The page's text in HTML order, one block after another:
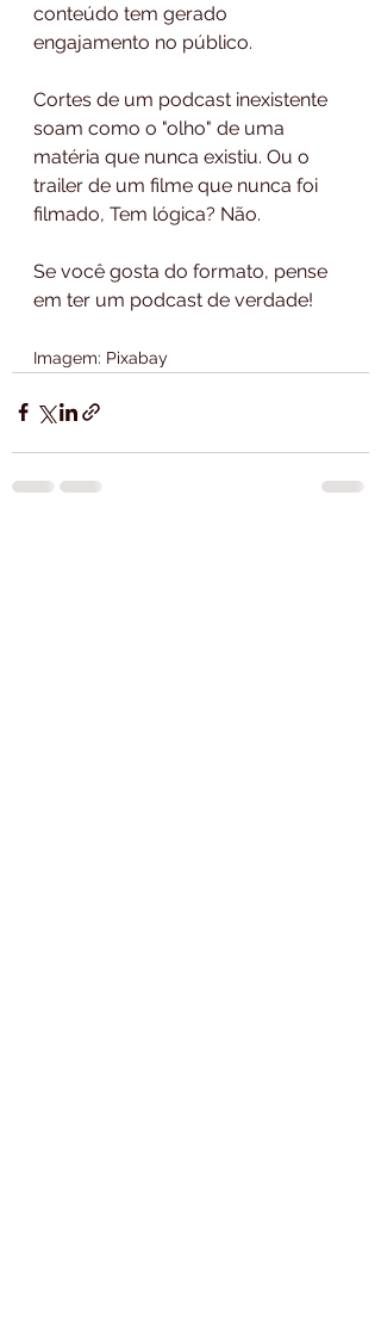
conteúdo tem gerado
engajamento no público.
Cortes de um podcast inexistente
soam como o "olho" de uma
matéria que nunca existiu. Ou o
trailer de um filme que nunca foi
filmado, Tem lógica? Não.
Se você gosta do formato, pense
em ter um podcast de verdade!
Imagem: Pixabay